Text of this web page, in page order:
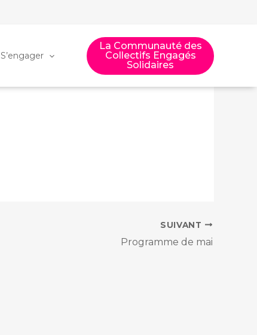
S’engager
La Communauté des
Collectifs Engagés
Solidaires
SUIVANT
Programme de mai